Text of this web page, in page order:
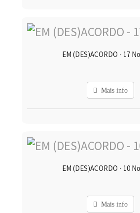
EM (DES)ACORDO - 17
Mais info
EM (DES)ACORDO - 10
Mais info